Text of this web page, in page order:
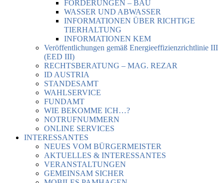
FÖRDERUNGEN – BAU
WASSER UND ABWASSER
INFORMATIONEN ÜBER RICHTIGE
TIERHALTUNG
INFORMATIONEN KEM
Veröffentlichungen gemäß Energieeffizienzrichtlinie III
(EED III)
RECHTSBERATUNG – MAG. REZAR
ID AUSTRIA
STANDESAMT
WAHLSERVICE
FUNDAMT
WIE BEKOMME ICH…?
NOTRUFNUMMERN
ONLINE SERVICES
INTERESSANTES
NEUES VOM BÜRGERMEISTER
AKTUELLES & INTERESSANTES
VERANSTALTUNGEN
GEMEINSAM SICHER